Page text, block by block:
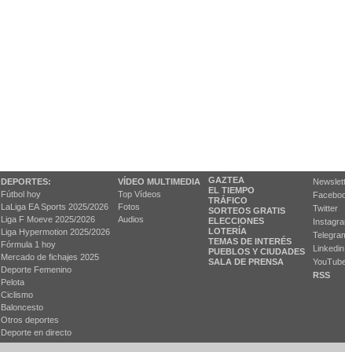
DEPORTES:
Fútbol hoy
LaLiga EA Sports 2025/2026
Liga F Moeve 2025/2026
Liga Hypermotion 2025/2026
Fórmula 1 hoy
Mercado de fichajes 2025
Deporte Femenino
Pelota
Ciclismo
Baloncesto
Otros deportes
Deporte en directo
VÍDEO MULTIMEDIA
Top Vídeos
Fotos
Audios
GAZTEA
EL TIEMPO
TRÁFICO
SORTEOS GRATIS
ELECCIONES
LOTERÍA
TEMAS DE INTERÉS
PUEBLOS Y CIUDADES
SALA DE PRENSA
Twitter
Linkedin
RSS